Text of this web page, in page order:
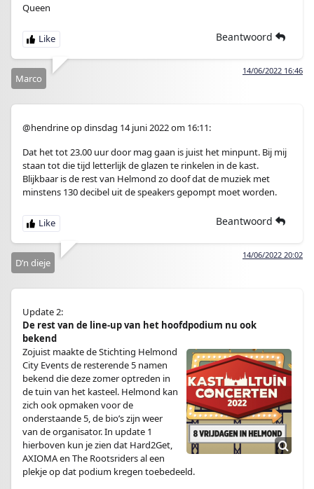
Queen
Beantwoord
14/06/2022 16:46
Marco
@hendrine op dinsdag 14 juni 2022 om 16:11:
Dat het tot 23.00 uur door mag gaan is juist het minpunt. Bij mij
staan tot die tijd letterlijk de glazen te rinkelen in de kast.
Blijkbaar is de rest van Helmond zo doof dat de muziek met
minstens 130 decibel uit de speakers gepompt moet worden.
Beantwoord
14/06/2022 20:02
D’n dieje
Update 2:
De rest van de line-up van het hoofdpodium nu ook
bekend
Zojuist maakte de Stichting Helmond
City Events de resterende 5 namen
bekend die deze zomer optreden in
de tuin van het kasteel. Helmond kan
zich ook opmaken voor de
onderstaande 5, de bio’s zijn weer
van de organisator. In update 1
hierboven kun je zien dat Hard2Get,
AXIOMA en The Rootsriders al een
plekje op dat podium kregen toebedeeld.